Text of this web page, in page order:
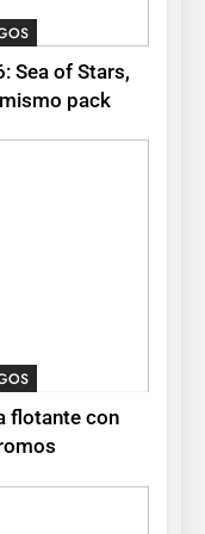
Wicked
y PC
Sea of Stars,
pack
flotante con